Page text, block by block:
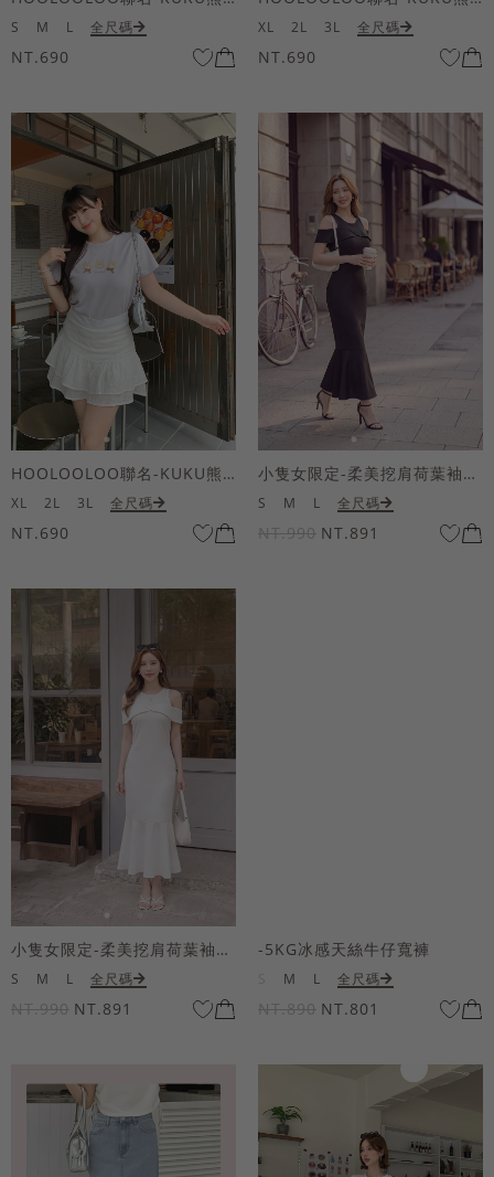
S M L 全尺碼
NT.690
XL 2L 3L 全尺碼
NT.690
HOOLOOLOO聯名-KUKU熊蝴蝶結短袖上衣
XL 2L 3L 全尺碼
NT.690
小隻女限定-柔美挖肩荷葉袖魚尾長洋裝
S M L 全尺碼
NT.990 NT.891
小隻女限定-柔美挖肩荷葉袖魚尾長洋裝
S M L 全尺碼
NT.990 NT.891
-5KG冰感天絲牛仔寬褲
M L 全尺碼
NT.890 NT.801